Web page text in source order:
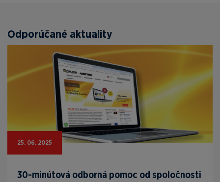
Odporúčané aktuality
25. 06. 2025
30-minútová odborná pomoc od spoločnosti